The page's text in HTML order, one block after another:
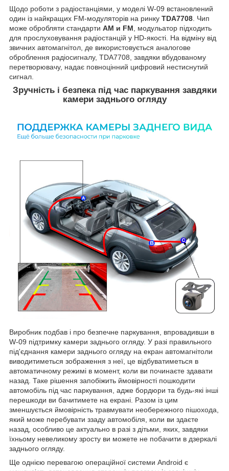
Щодо роботи з радіостанціями, у моделі W-09 встановлений
один із найкращих FM-модуляторів на ринку TDA7708 . Чип
може обробляти стандарти AM и FM , модульатор підходить
для прослуховування радіостанцій у HD-якості. На відміну від
звичних автомагнітол, де використовується аналогове
оброблення радіосигналу, TDA7708, завдяки вбудованому
перетворювачу, надає повноцінний цифровий нестиснутий
сигнал.
Зручність і безпека під час паркування завдяки
камери заднього огляду
Виробник подбав і про безпечне паркування, впровадивши в
W-09 підтримку камери заднього огляду. У разі правильного
під'єднання камери заднього огляду на екран автомагнітоли
виводитиметься зображення з неї, це відбуватиметься в
автоматичному режимі в момент, коли ви починаєте здавати
назад. Таке рішення запобіжить ймовірності пошкодити
автомобіль під час паркування, адже бордюри та будь-які інші
перешкоди ви бачитимете на екрані. Разом із цим
зменшується ймовірність травмувати необережного пішохода,
який може перебувати ззаду автомобіля, коли ви здаєте
назад, особливо це актуально в разі з дітьми, яких, завдяки
їхньому невеликому зросту ви можете не побачити в дзеркалі
заднього огляду.
Ще однією перевагою операційної системи Android є